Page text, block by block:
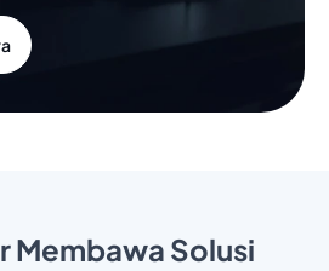
Membawa Solusi